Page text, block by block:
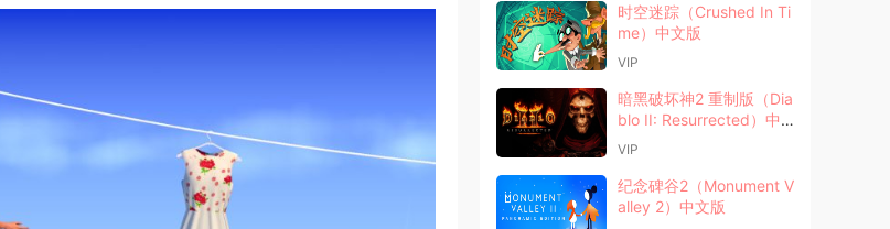
时空迷踪（Crushed In Ti
me）中文版
VIP
暗黑破坏神2 重制版（Dia
blo II: Resurrected）中
文版
VIP
纪念碑谷2（Monument V
alley 2）中文版